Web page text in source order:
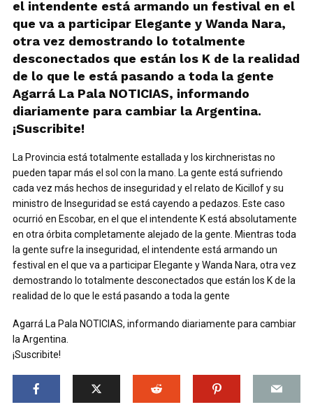
el intendente está armando un festival en el
que va a participar Elegante y Wanda Nara,
otra vez demostrando lo totalmente
desconectados que están los K de la realidad
de lo que le está pasando a toda la gente
Agarrá La Pala NOTICIAS, informando
diariamente para cambiar la Argentina.
¡Suscribite!
La Provincia está totalmente estallada y los kirchneristas no
pueden tapar más el sol con la mano. La gente está sufriendo
cada vez más hechos de inseguridad y el relato de Kicillof y su
ministro de Inseguridad se está cayendo a pedazos. Este caso
ocurrió en Escobar, en el que el intendente K está absolutamente
en otra órbita completamente alejado de la gente. Mientras toda
la gente sufre la inseguridad, el intendente está armando un
festival en el que va a participar Elegante y Wanda Nara, otra vez
demostrando lo totalmente desconectados que están los K de la
realidad de lo que le está pasando a toda la gente
Agarrá La Pala NOTICIAS, informando diariamente para cambiar
la Argentina.
¡Suscribite!